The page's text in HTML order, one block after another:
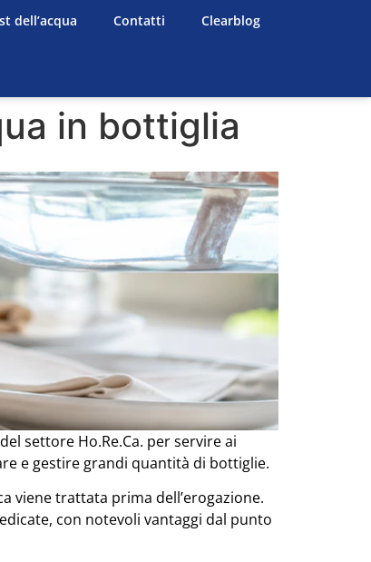
dell’acqua Contatti Clearblog
in bottiglia
settore Ho.Re.Ca. per servire ai
e gestire grandi quantità di bottiglie.
viene trattata prima dell’erogazione.
con notevoli vantaggi dal punto